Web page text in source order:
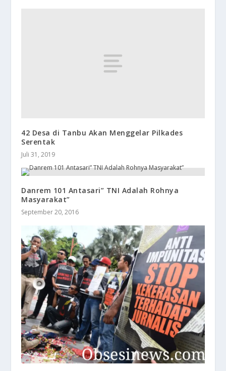
42 Desa di Tanbu Akan Menggelar Pilkades
Serentak
Juli 31, 2019
​Danrem 101 Antasari” TNI Adalah Rohnya
Masyarakat”
September 20, 2016